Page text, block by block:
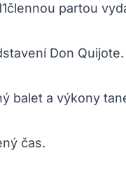
partou
Don
balet a výkony
čas.